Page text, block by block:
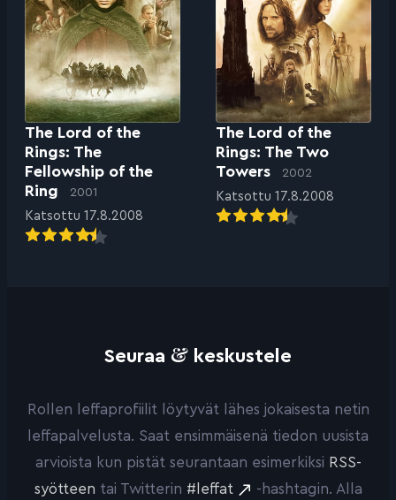
The Lord of the
Rings: The
Fellowship of the
Ring
2001
Katsottu 17.8.2008
The Lord of the
Rings: The Two
Towers
2002
Katsottu 17.8.2008
Seuraa & keskustele
Rollen leffaprofiilit löytyvät lähes jokaisesta netin
leffapalvelusta. Saat ensimmäisenä tiedon uusista
arvioista kun pistät seurantaan esimerkiksi RSS-
syötteen tai Twitterin #leffat
-hashtagin. Alla